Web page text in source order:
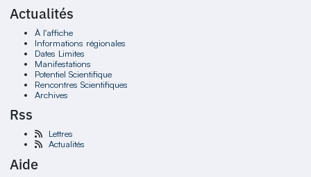
Actualités
À l'affiche
Informations régionales
Dates Limites
Manifestations
Potentiel Scientifique
Rencontres Scientifiques
Archives
Rss
Lettres
Actualités
Aide